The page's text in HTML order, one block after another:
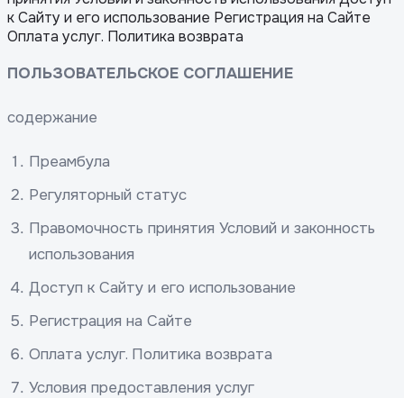
к Сайту и его использование Регистрация на Сайте
Оплата услуг. Политика возврата
ПОЛЬЗОВАТЕЛЬСКОЕ СОГЛАШЕНИЕ
содержание
Преамбула
Регуляторный статус
Правомочность принятия Условий и законность
использования
Доступ к Сайту и его использование
Регистрация на Сайте
Оплата услуг. Политика возврата
Условия предоставления услуг